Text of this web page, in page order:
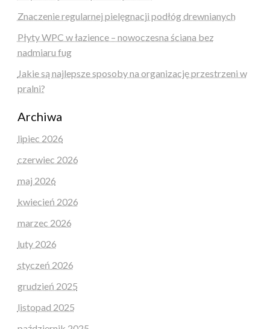
Znaczenie regularnej pielęgnacji podłóg drewnianych
Płyty WPC w łazience – nowoczesna ściana bez
nadmiaru fug
Jakie są najlepsze sposoby na organizację przestrzeni w
pralni?
Archiwa
lipiec 2026
czerwiec 2026
maj 2026
kwiecień 2026
marzec 2026
luty 2026
styczeń 2026
grudzień 2025
listopad 2025